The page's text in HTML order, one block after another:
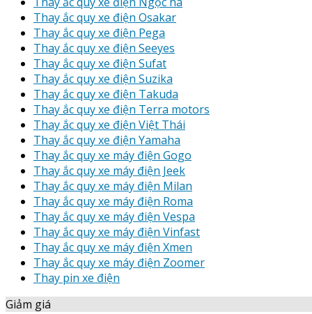
Thay ắc quy xe điện Osakar
Thay ắc quy xe điện Pega
Thay ắc quy xe điện Seeyes
Thay ắc quy xe điện Sufat
Thay ắc quy xe điện Suzika
Thay ắc quy xe điện Takuda
Thay ắc quy xe điện Terra motors
Thay ắc quy xe điện Việt Thái
Thay ắc quy xe điện Yamaha
Thay ắc quy xe máy điện Gogo
Thay ắc quy xe máy điện Jeek
Thay ắc quy xe máy điện Milan
Thay ắc quy xe máy điện Roma
Thay ắc quy xe máy điện Vespa
Thay ắc quy xe máy điện Vinfast
Thay ắc quy xe máy điện Xmen
Thay ắc quy xe máy điện Zoomer
Thay pin xe điện
Giảm giá